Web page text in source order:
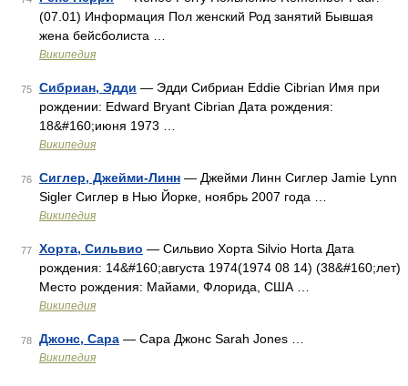
(07.01) Информация Пол женский Род занятий Бывшая
жена бейсболиста …
Википедия
75 Сибриан, Эдди — Эдди Сибриан Eddie Cibrian Имя при
рождении: Edward Bryant Cibrian Дата рождения:
18&#160;июня 1973 …
Википедия
76 Сиглер, Джейми-Линн — Джейми Линн Сиглер Jamie Lynn
Sigler Сиглер в Нью Йорке, ноябрь 2007 года …
Википедия
77 Хорта, Сильвио — Сильвио Хорта Silvio Horta Дата
рождения: 14&#160;августа 1974(1974 08 14) (38&#160;лет)
Место рождения: Майами, Флорида, США …
Википедия
78 Джонс, Сара — Сара Джонс Sarah Jones …
Википедия